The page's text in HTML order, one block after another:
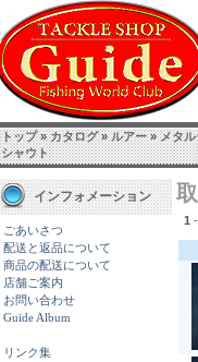
トップ»カタログ»ルアー»メタ
シャウト
インフォメーション
ごあいさつ
配送と返品について
商品の配送について
店舗ご案内
お問い合わせ
Guide Album
リンク集
1 -